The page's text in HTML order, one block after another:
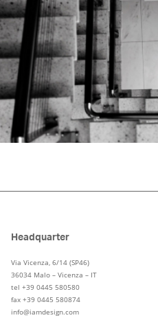
Headquarter
Via Vicenza, 6/14 (SP46)
36034 Malo – Vicenza – IT
tel +39 0445 580580
fax +39 0445 580874
info@iamdesign.com